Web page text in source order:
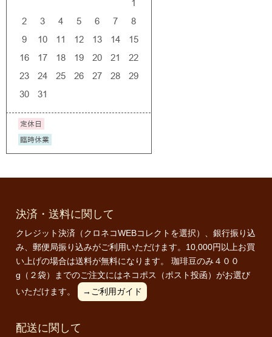
決済・送料に関して
クレジット決済（クロネコWEBコレクトを選択）、銀行振り込
み、郵便局振り込みがご利用いただけます。10,000円以上お買
い上げの場合は送料が無料になります。 珈琲豆のみ４００
g（２袋）までのご注文にはネコポス（ポスト投函）がお選び
いただけます。
→ご利用ガイド
配送に関して